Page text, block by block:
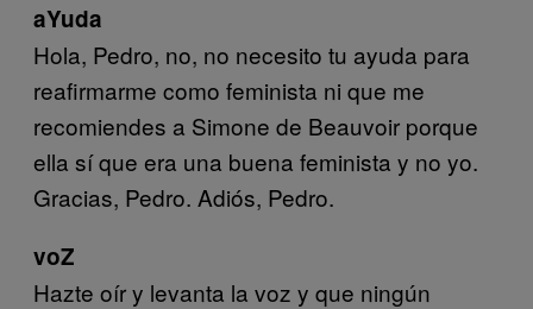
aYuda
Hola, Pedro, no, no necesito tu ayuda para
reafirmarme como feminista ni que me
recomiendes a Simone de Beauvoir porque
ella sí que era una buena feminista y no yo.
Gracias, Pedro. Adiós, Pedro.
voZ
Hazte oír y levanta la voz y que ningún